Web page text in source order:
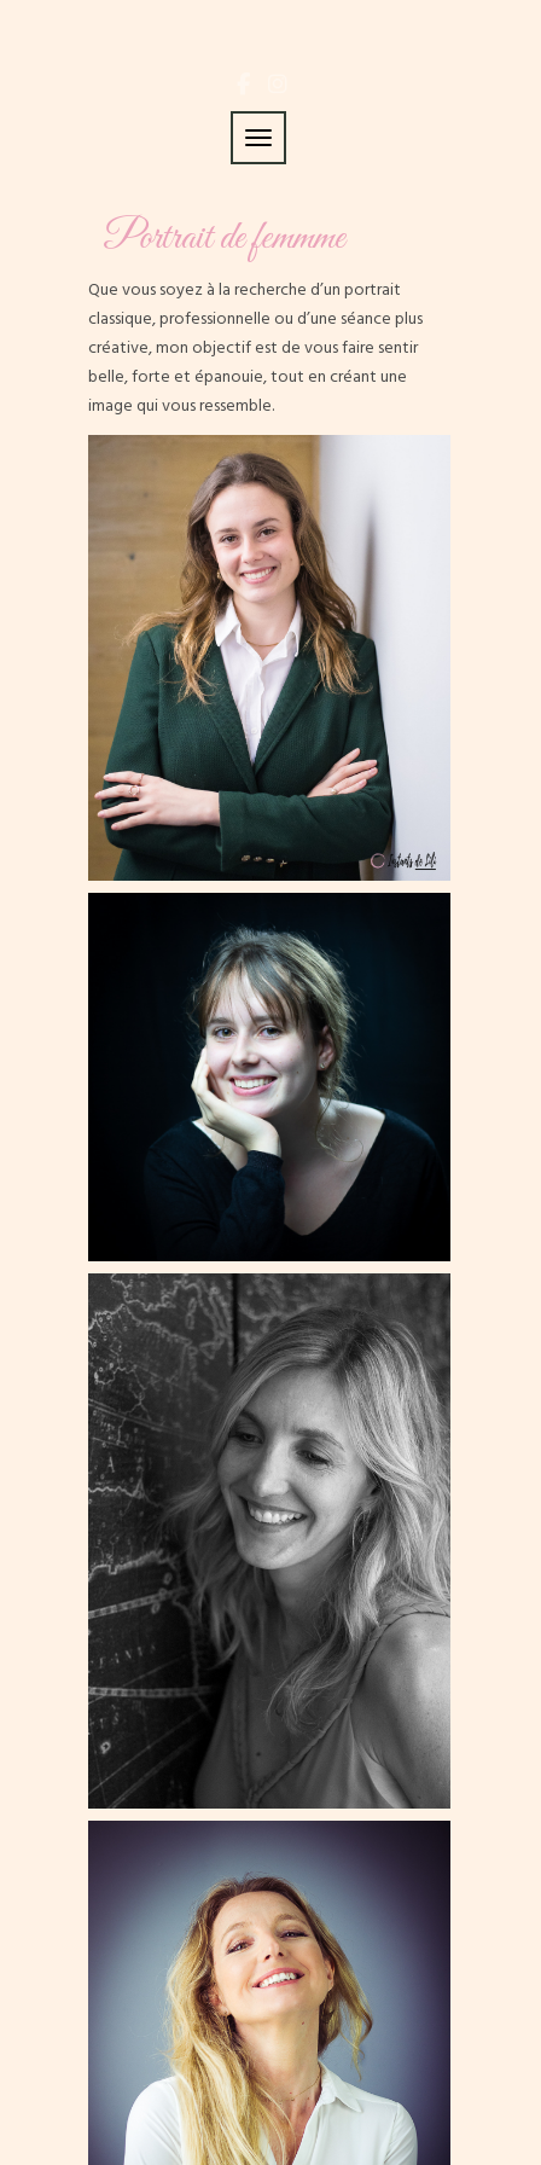
Toggle navigation
Portrait de femmme
Que vous soyez à la recherche d’un portrait
classique, professionnelle ou d’une séance plus
créative, mon objectif est de vous faire sentir
belle, forte et épanouie, tout en créant une
image qui vous ressemble.